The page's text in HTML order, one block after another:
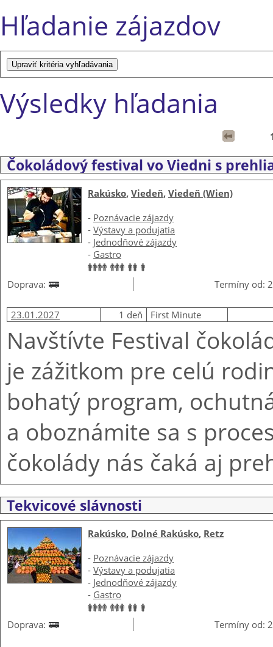
Hľadanie zájazdov
Výsledky hľadania
Čokoládový festival vo Viedni s
Rakúsko, Viedeň, Viedeň (Wien)
- Poznávacie zájazdy
- Výstavy a podujatia
- Jednodňové zájazdy
- Gastro
Doprava: Termíny od:
23.01.2027 1 deň First Minute
Navštívte Festival
je zážitkom pre celú
bohatý program,
a oboznámite sa s
čokolády nás čaká aj
Tekvicové slávnosti
Rakúsko, Dolné Rakúsko, Retz
- Poznávacie zájazdy
- Výstavy a podujatia
- Jednodňové zájazdy
- Gastro
Doprava: Termíny od: